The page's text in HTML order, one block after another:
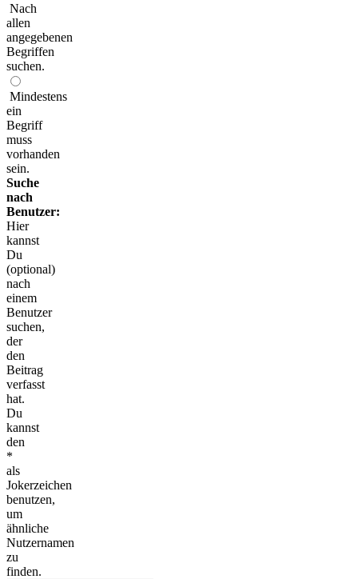
Nach
allen
angegebenen
Begriffen
suchen.
Mindestens
ein
Begriff
muss
vorhanden
sein.
Suche
nach
Benutzer:
Hier
kannst
Du
(optional)
nach
einem
Benutzer
suchen,
der
den
Beitrag
verfasst
hat.
Du
kannst
den
*
als
Jokerzeichen
benutzen,
um
ähnliche
Nutzernamen
zu
finden.